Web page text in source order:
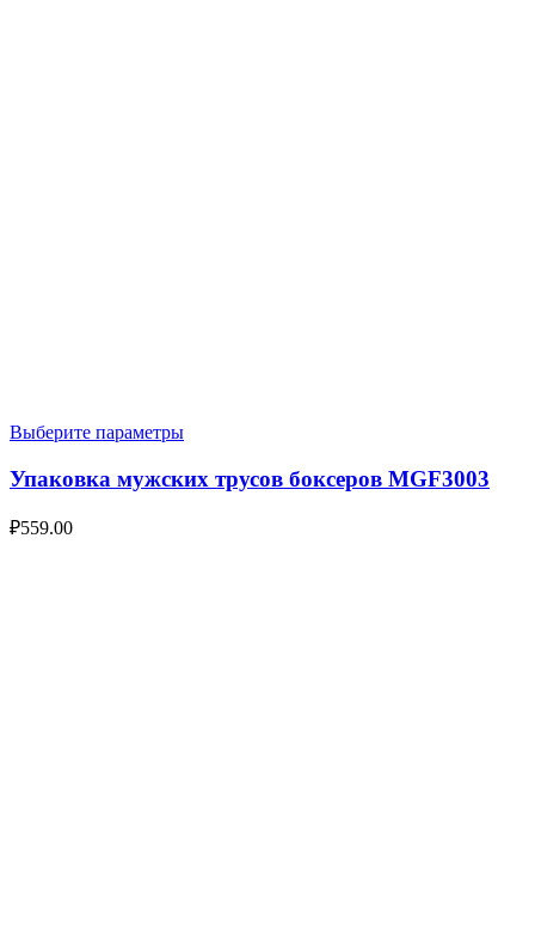
Выберите параметры
Упаковка мужских трусов боксеров MGF3003
₽559.00